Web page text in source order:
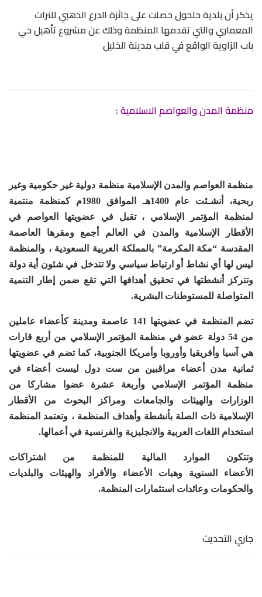
يذكر أن بلدية حلحول حصلت على جائزة الدرع الذهبي للتراث
المعماري والتي تقدمها المنظمة وذلك عن مشروع تأهيل حي
باب الزاوية الواقع في قلب مدينة الخليل
منظمة المدن والعواصم الاسلامية :
منظمة العواصم والمدن الإسلامية منظمة دولية غير حكومية وغير
ربحية، أنشـئت عام 1400هـ الموافق 1980م كمنظمة منتمية
لمنظمة المؤتمر الإسلامي ،تقبل في عضويتها العواصم في
الأقطار الإسلامية والمدن في العالم أجمع ومقرها العاصمة
المقدسة “مكة المكرمة” بالمملكة العربية السعودية ، والمنظمة
ليس لها أينشاط أو ارتباط سياسي ولا تتدخل في شئون أية دولة
وتتركز أنشطتها في تحقيق أهدافها التي تقع ضمن إطار التنمية
المتواصلة للمستوطنات البشرية.
تضم المنظمة في عضويتها 141 عاصمة ومدينة كأعضاء عاملين
من 54 دولة عضو في منظمة المؤتمر الإسلامي من أربع قارات
هي آسيا وأفريقيا وأوروبا وأمريكا الجنوبية، كما تضم في عضويتها
ثمانية مدن أعضاء مراقبين من ست دول ليست أعضاء في
منظمة المؤتمر الإسلامي
وأربعة عشرة عضوا مشاركا من
الوزارات والهيئات والجامعات ومراكز البحوث من الأقطار
الإسلامية ذات الصلة بأنشطة وأهداف المنظمة ، وتعتمد المنظمة
استخدام اللغات العربية والانجليزية والفرنسية في أعمالها.
وتتكون الموارد المالية للمنظمة من اشتراكات
الأعضاء السنوية وهبات الأعضاء والأفراد والهيئات والبلديات
والحكومات وعائدات استثمارات المنظمة.
جاري التحديث